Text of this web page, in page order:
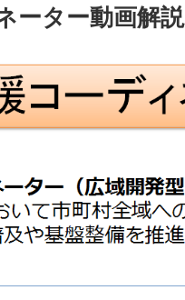
ーター動画解説